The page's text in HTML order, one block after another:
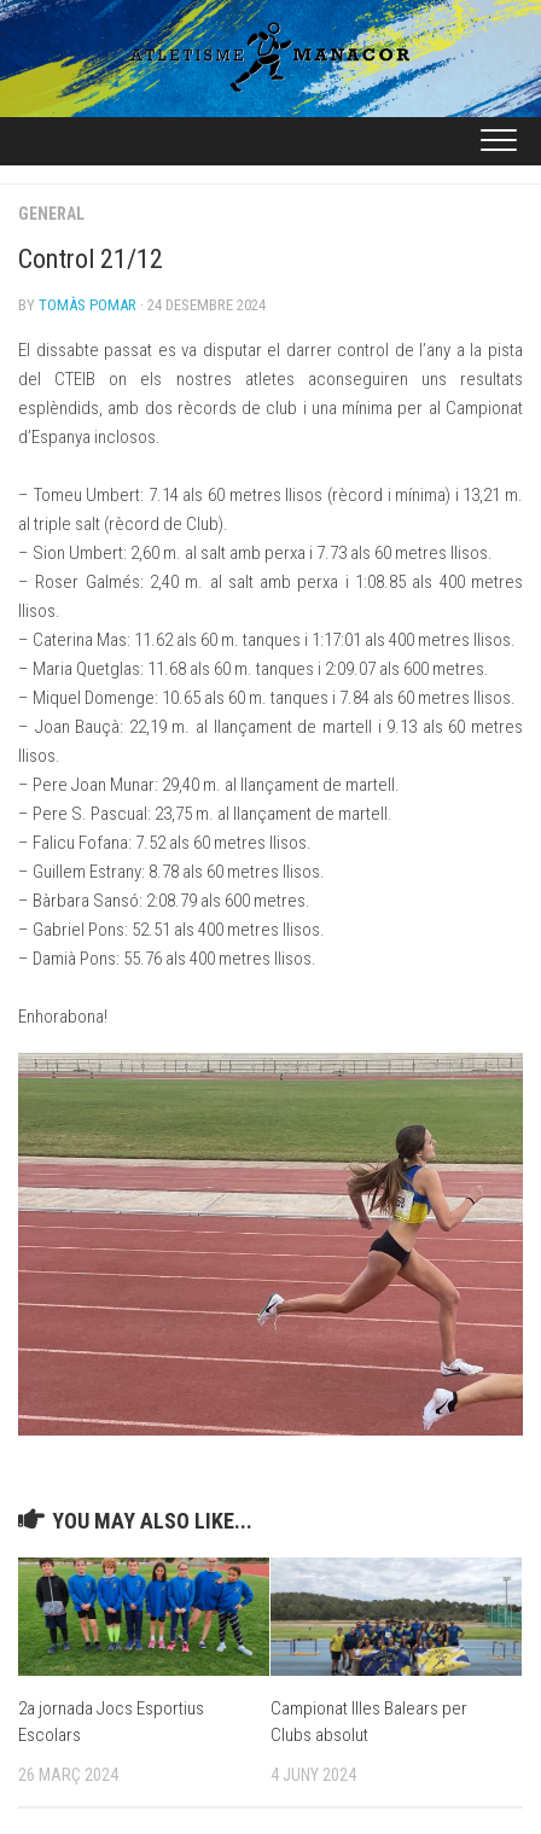
Skip
to
content
GENERAL
Control 21/12
BY TOMÀS POMAR · 24 DESEMBRE 2024
El dissabte passat es va disputar el darrer control de l’any a la pista
del CTEIB on els nostres atletes aconseguiren uns resultats
esplèndids, amb dos rècords de club i una mínima per al Campionat
d’Espanya inclosos.
– Tomeu Umbert: 7.14 als 60 metres llisos (rècord i mínima) i 13,21 m.
al triple salt (rècord de Club).
– Sion Umbert: 2,60 m. al salt amb perxa i 7.73 als 60 metres llisos.
– Roser Galmés: 2,40 m. al salt amb perxa i 1:08.85 als 400 metres
llisos.
– Caterina Mas: 11.62 als 60 m. tanques i 1:17:01 als 400 metres llisos.
– Maria Quetglas: 11.68 als 60 m. tanques i 2:09.07 als 600 metres.
– Miquel Domenge: 10.65 als 60 m. tanques i 7.84 als 60 metres llisos.
– Joan Bauçà: 22,19 m. al llançament de martell i 9.13 als 60 metres
llisos.
– Pere Joan Munar: 29,40 m. al llançament de martell.
– Pere S. Pascual: 23,75 m. al llançament de martell.
– Falicu Fofana: 7.52 als 60 metres llisos.
– Guillem Estrany: 8.78 als 60 metres llisos.
– Bàrbara Sansó: 2:08.79 als 600 metres.
– Gabriel Pons: 52.51 als 400 metres llisos.
– Damià Pons: 55.76 als 400 metres llisos.
Enhorabona!
YOU MAY ALSO LIKE...
2a jornada Jocs Esportius
Escolars
26 MARÇ 2024
Campionat Illes Balears per
Clubs absolut
4 JUNY 2024